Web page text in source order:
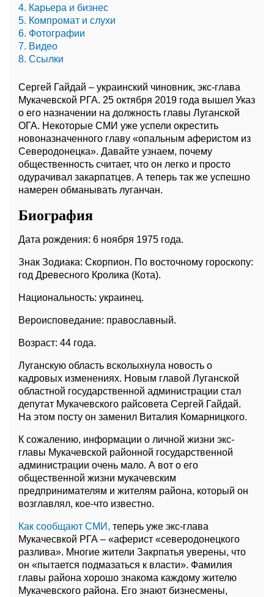
4. Карьера и бизнес
5. Компромат и слухи
6. Фотографии
7. Видео
8. Ссылки
Сергей Гайдай – украинский чиновник, экс-глава
Мукачевской РГА. 25 октября 2019 года вышел Указ
о его назначении на должность главы Луганской
ОГА. Некоторые СМИ уже успели окрестить
новоназначенного главу «опальным аферистом из
Северодонецка». Давайте узнаем, почему
общественность считает, что он легко и просто
одурачивал закарпатцев. А теперь так же успешно
намерен обманывать луганчан.
Биография
Дата рождения: 6 ноября 1975 года.
Знак Зодиака: Скорпион. По восточному гороскопу:
год Древесного Кролика (Кота).
Национальность: украинец.
Вероисповедание: православный.
Возраст: 44 года.
Луганскую область всколыхнула новость о
кадровых изменениях. Новым главой Луганской
областной государственной администрации стал
депутат Мукачевского райсовета Сергей Гайдай.
На этом посту он заменил Виталия Комарницкого.
К сожалению, информации о личной жизни экс-
главы Мукачевской районной государственной
администрации очень мало. А вот о его
общественной жизни мукачевским
предпринимателям и жителям района, который он
возглавлял, кое-что известно.
Как сообщают СМИ, теперь уже экс-глава
Мукачесвкой РГА – «аферист «северодонецкого
разлива». Многие жители Закрпатья уверены, что
он «пытается подмазаться к власти». Фамилия
главы района хорошо знакома каждому жителю
Мукачевского района. Его знают бизнесмены,